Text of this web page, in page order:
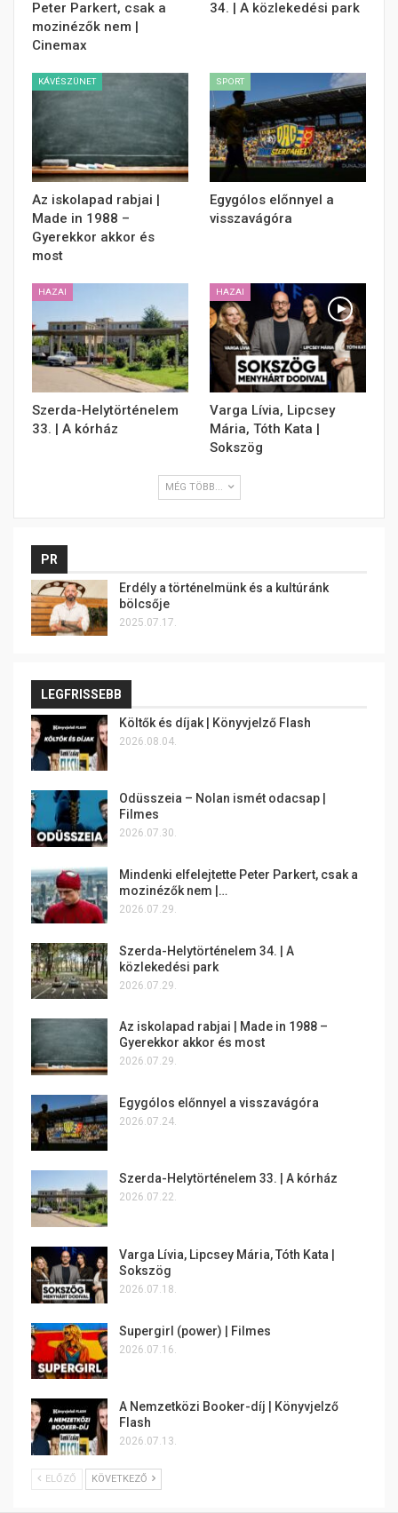
Peter Parkert, csak a
mozinézők nem |
Cinemax
34. | A közlekedési park
KÁVÉSZÜNET
Az iskolapad rabjai |
Made in 1988 –
Gyerekkor akkor és
most
SPORT
Egygólos előnnyel a
visszavágóra
HAZAI
Szerda-Helytörténelem
33. | A kórház
HAZAI
Varga Lívia, Lipcsey
Mária, Tóth Kata |
Sokszög
MÉG TÖBB...
PR
Erdély a történelmünk és a kultúránk
bölcsője
2025.07.17.
LEGFRISSEBB
Költők és díjak | Könyvjelző Flash
2026.08.04.
Odüsszeia – Nolan ismét odacsap |
Filmes
2026.07.30.
Mindenki elfelejtette Peter Parkert, csak a
mozinézők nem |…
2026.07.29.
Szerda-Helytörténelem 34. | A
közlekedési park
2026.07.29.
Az iskolapad rabjai | Made in 1988 –
Gyerekkor akkor és most
2026.07.29.
Egygólos előnnyel a visszavágóra
2026.07.24.
Szerda-Helytörténelem 33. | A kórház
2026.07.22.
Varga Lívia, Lipcsey Mária, Tóth Kata |
Sokszög
2026.07.18.
Supergirl (power) | Filmes
2026.07.16.
A Nemzetközi Booker-díj | Könyvjelző
Flash
2026.07.13.
ELŐZŐ KÖVETKEZŐ